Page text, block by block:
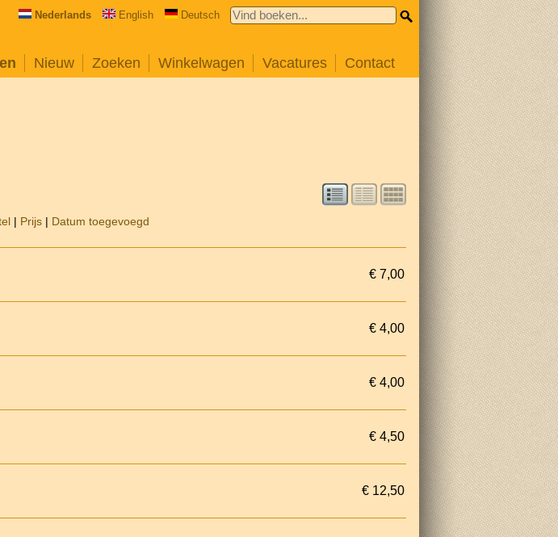
Nederlands English Deutsch
Nieuw Zoeken Winkelwagen Vacatures Contact
| Prijs| Datum toegevoegd
€ 7,00
€ 4,00
€ 4,00
€ 4,50
€ 12,50